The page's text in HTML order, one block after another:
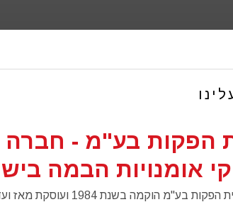
הפקות בע"מ - חברה
אומנויות הבמה
בשנת 1984 ועוסקת מאז ועד היום בפיתוח תרבות המוזיקה בישראל.